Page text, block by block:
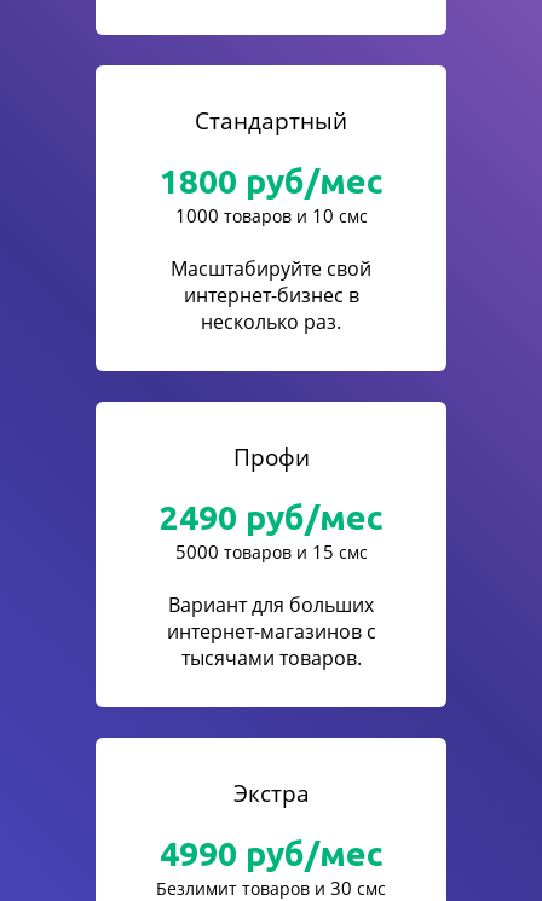
Стандартный
1800 руб/мес
1000 товаров и 10 смс
Масштабируйте свой
интернет-бизнес в
несколько раз.
Профи
2490 руб/мес
5000 товаров и 15 смс
Вариант для больших
интернет-магазинов с
тысячами товаров.
Экстра
4990 руб/мес
Безлимит товаров и 30 смс